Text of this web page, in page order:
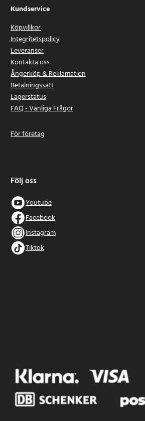
Kundservice
Köpvillkor
Integritetspolicy
Leveranser
Kontakta oss
Ångerköp & Reklamation
Betalningssätt
Lagerstatus
FAQ - Vanliga Frågor
För företag
Följ oss
Youtube
Facebook
Instagram
Tiktok